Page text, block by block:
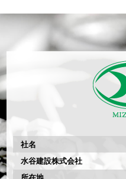
社名
水谷建設株式会社